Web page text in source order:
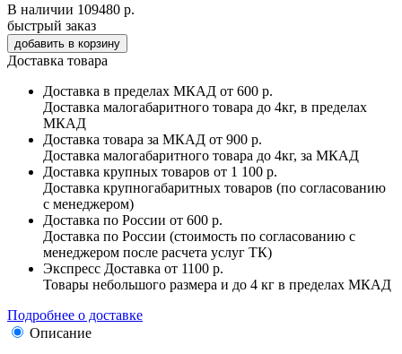
В наличии 109480 р.
быстрый заказ
Доставка товара
Доставка в пределах МКАД от 600 р.
Доставка малогабаритного товара до 4кг, в пределах
МКАД
Доставка товара за МКАД от 900 р.
Доставка малогабаритного товара до 4кг, за МКАД
Доставка крупных товаров от 1 100 р.
Доставка крупногабаритных товаров (по согласованию
с менеджером)
Доставка по России от 600 р.
Доставка по России (стоимость по согласованию с
менеджером после расчета услуг ТК)
Экспресс Доставка от 1100 р.
Товары небольшого размера и до 4 кг в пределах МКАД
Подробнее о доставке
Описание